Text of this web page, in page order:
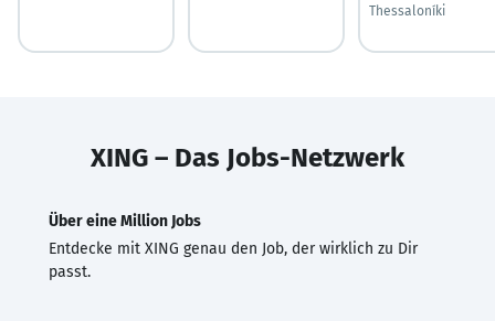
Thessaloníki
XING – Das Jobs-Netzwerk
Über eine Million Jobs
Entdecke mit XING genau den Job, der wirklich zu Dir
passt.